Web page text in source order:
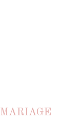
MARIAGE